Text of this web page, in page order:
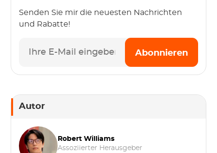
Senden Sie mir die neuesten Nachrichten
und Rabatte!
Abonnieren
Autor
Robert Williams
Assoziierter Herausgeber